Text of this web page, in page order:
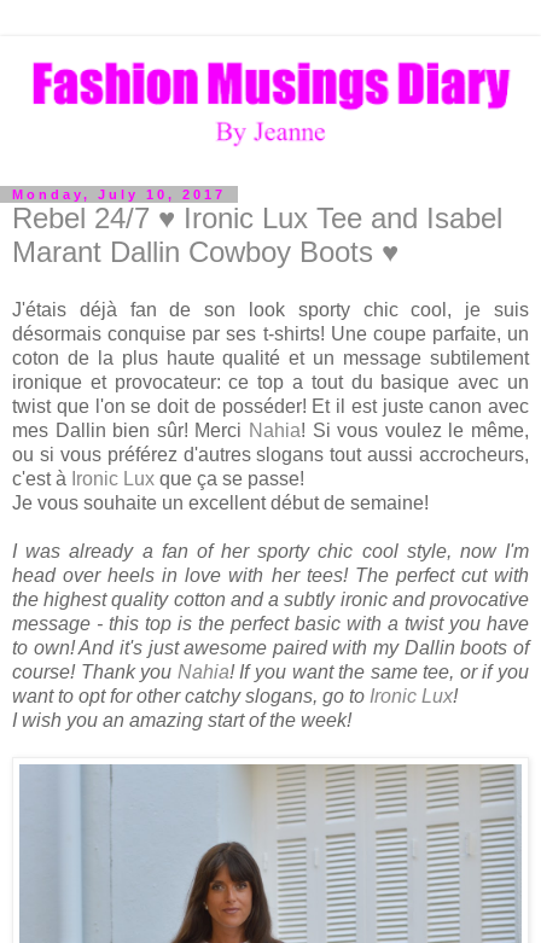
Monday, July 10, 2017
Rebel 24/7 ♥ Ironic Lux Tee and Isabel
Marant Dallin Cowboy Boots ♥
J'étais déjà fan de son look sporty chic cool, je suis
désormais conquise par ses t-shirts! Une coupe parfaite, un
coton de la plus haute qualité et un message subtilement
ironique et provocateur: ce top a tout du basique avec un
twist que l'on se doit de posséder! Et il est juste canon avec
mes Dallin bien sûr! Merci Nahia! Si vous voulez le même,
ou si vous préférez d'autres slogans tout aussi accrocheurs,
c'est à Ironic Lux que ça se passe!
Je vous souhaite un excellent début de semaine!
I was already a fan of her sporty chic cool style, now I'm
head over heels in love with her tees! The perfect cut with
the highest quality cotton and a subtly ironic and provocative
message - this top is the perfect basic with a twist you have
to own! And it's just awesome paired with my Dallin boots of
course! Thank you Nahia! If you want the same tee, or if you
want to opt for other catchy slogans, go to Ironic Lux!
I wish you an amazing start of the week!